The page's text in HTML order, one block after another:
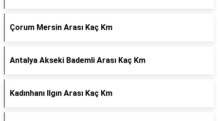
Çorum Mersin Arası Kaç Km
Antalya Akseki Bademli Arası Kaç Km
Kadınhanı Ilgın Arası Kaç Km